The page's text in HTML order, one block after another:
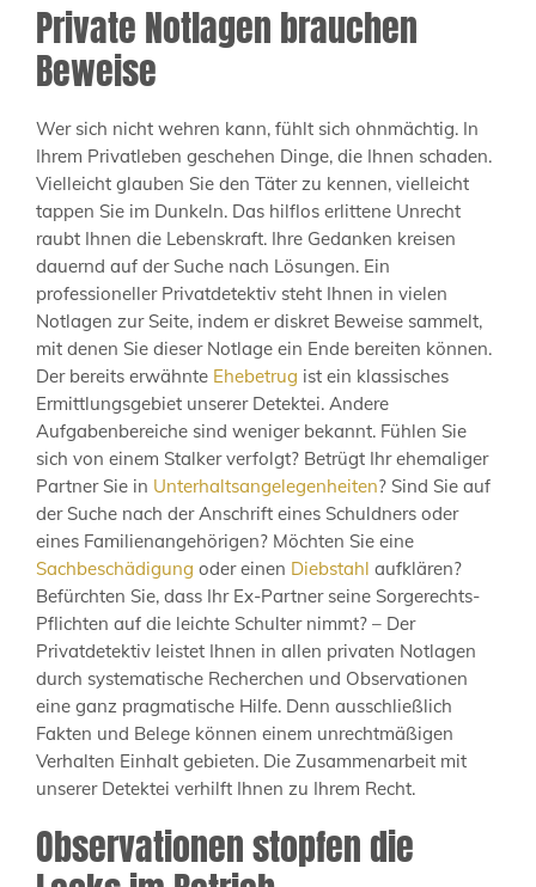
Private Notlagen brauchen
Beweise
Wer sich nicht wehren kann, fühlt sich ohnmächtig. In
Ihrem Privatleben geschehen Dinge, die Ihnen schaden.
Vielleicht glauben Sie den Täter zu kennen, vielleicht
tappen Sie im Dunkeln. Das hilflos erlittene Unrecht
raubt Ihnen die Lebenskraft. Ihre Gedanken kreisen
dauernd auf der Suche nach Lösungen. Ein
professioneller Privatdetektiv steht Ihnen in vielen
Notlagen zur Seite, indem er diskret Beweise sammelt,
mit denen Sie dieser Notlage ein Ende bereiten können.
Der bereits erwähnte Ehebetrug ist ein klassisches
Ermittlungsgebiet unserer Detektei. Andere
Aufgabenbereiche sind weniger bekannt. Fühlen Sie
sich von einem Stalker verfolgt? Betrügt Ihr ehemaliger
Partner Sie in Unterhaltsangelegenheiten? Sind Sie auf
der Suche nach der Anschrift eines Schuldners oder
eines Familienangehörigen? Möchten Sie eine
Sachbeschädigung oder einen Diebstahl aufklären?
Befürchten Sie, dass Ihr Ex-Partner seine Sorgerechts-
Pflichten auf die leichte Schulter nimmt? – Der
Privatdetektiv leistet Ihnen in allen privaten Notlagen
durch systematische Recherchen und Observationen
eine ganz pragmatische Hilfe. Denn ausschließlich
Fakten und Belege können einem unrechtmäßigen
Verhalten Einhalt gebieten. Die Zusammenarbeit mit
unserer Detektei verhilft Ihnen zu Ihrem Recht.
Observationen stopfen die